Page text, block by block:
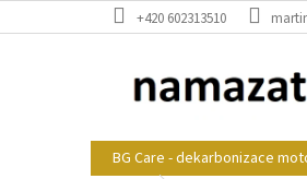
na
+420 602313510
BG Care - dekarbonizace